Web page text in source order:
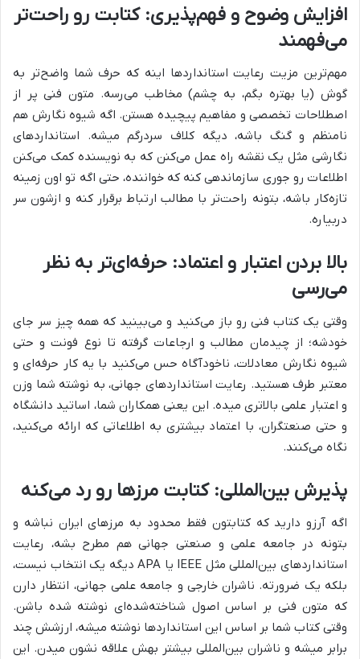
افزایش وضوح و فهم‌پذیری: کتابت رو راحت‌تر
می‌فهمند
مهم‌ترین مزیت رعایت استانداردها اینه که حرف شما واضح‌تر به
گوش (یا بهتره بگم، به چشم) مخاطب می‌رسه. متون فنی پر از
اصطلاحات تخصصی و مفاهیم پیچیده هستن. اگه شیوه نگارش هم
نامنظم و گنگ باشه، دیگه کلاف سردرگم میشه. استانداردهای
نگارشی مثل یک نقشه راه عمل می‌کنن که به نویسنده کمک می‌کنن
اطلاعات رو جوری سازماندهی کنه که خواننده، حتی اگه تو اون زمینه
تازه‌کار باشه، بتونه راحت‌تر با مطالب ارتباط برقرار کنه و ازشون سر
دربیاره.
بالا بردن اعتبار و اعتماد: حرفه‌ای‌تر به نظر
می‌رسی
وقتی یک کتاب فنی رو باز می‌کنید و می‌بینید که همه چیز سر جای
خودشه؛ از چیدمان مطالب و ارجاعات گرفته تا نوع فونت و حتی
شیوه نگارش معادلات، ناخودآگاه حس می‌کنید با یه کار حرفه‌ای و
معتبر طرف هستید. رعایت استانداردهای جهانی، به نوشته شما وزن
و اعتبار علمی بالاتری میده. این یعنی همکاران شما، اساتید دانشگاه
و حتی صنعتگران، با اعتماد بیشتری به اطلاعاتی که ارائه می‌کنید،
نگاه می‌کنند.
پذیرش بین‌المللی: کتابت مرزها رو رد می‌کنه
اگه آرزو دارید که کتابتون فقط محدود به مرزهای ایران نباشه و
بتونه در جامعه علمی و صنعتی جهانی هم مطرح بشه، رعایت
استانداردهای بین‌المللی مثل IEEE یا APA دیگه یک انتخاب نیست،
بلکه یک ضرورته. ناشران خارجی و جامعه علمی جهانی، انتظار دارن
که متون فنی بر اساس اصول شناخته‌شده‌ای نوشته شده باشن.
وقتی کتاب شما بر اساس این استانداردها نوشته میشه، ارزشش چند
برابر میشه و ناشران بین‌المللی بیشتر بهش علاقه نشون میدن. این